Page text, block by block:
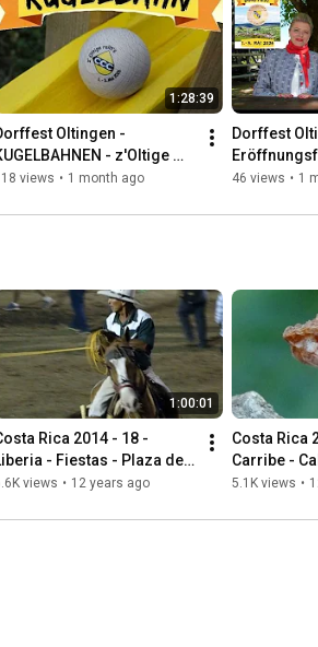
1:28:39
Oltingen -
- z'Oltige
- 2026
views • 1 month ago
Dorffest
Festumzug
46 views • 1
1:00:01
Rica 2014 - 18 -
- Fiestas - Plaza de
views • 12 years ago
Costa Rica
Carribe -
Manzanillo
5.1K views •